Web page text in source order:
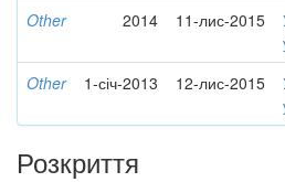
Other 2014 11-лис-2015
Other 1-січ-2013 12-лис-2015
Розкриття